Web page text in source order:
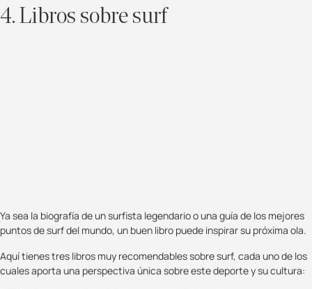
4. Libros sobre surf
Ya sea la biografía de un surfista legendario o una guía de los mejores
puntos de surf del mundo, un buen libro puede inspirar su próxima ola.
Aquí tienes tres libros muy recomendables sobre surf, cada uno de los
cuales aporta una perspectiva única sobre este deporte y su cultura: